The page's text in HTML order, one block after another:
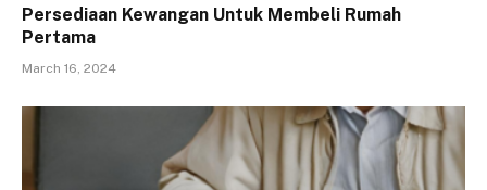
Persediaan Kewangan Untuk Membeli Rumah
Pertama
March 16, 2024